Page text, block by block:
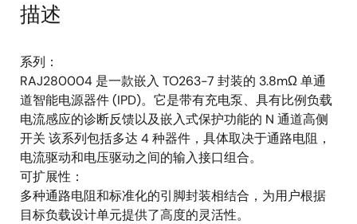
描述
系列：
RAJ280004 是一款嵌入 TO263-7 封装的 3.8mΩ 单通
道智能电源器件 (IPD)。它是带有充电泵、具有比例负载
电流感应的诊断反馈以及嵌入式保护功能的 N 通道高侧
开关 该系列包括多达 4 种器件，具体取决于通路电阻，
电流驱动和电压驱动之间的输入接口组合。
可扩展性：
多种通路电阻和标准化的引脚封装相结合，为用户根据
目标负载设计单元提供了高度的灵活性。